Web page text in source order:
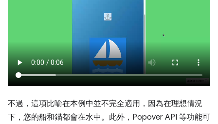
不過，這項比喻在本例中並不完全適用，因為在理想情況
下，您的船和錨都會在水中。此外，Popover API 等功能可